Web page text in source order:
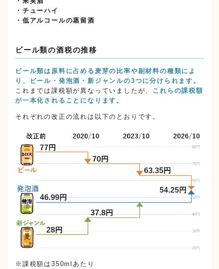
・チューハイ
・低アルコールの蒸留酒
ビール類の酒税の推移
ビール類は原料に占める麦芽の比率や副材料の種類によ
り、ビール・発泡酒・新ジャンルの3つに分けられます。
これまでは課税額が異なっていましたが、 これらの課税額
が一本化されることになります。
それぞれの改正の流れは以下のとおりです。
※課税額は350mlあたり